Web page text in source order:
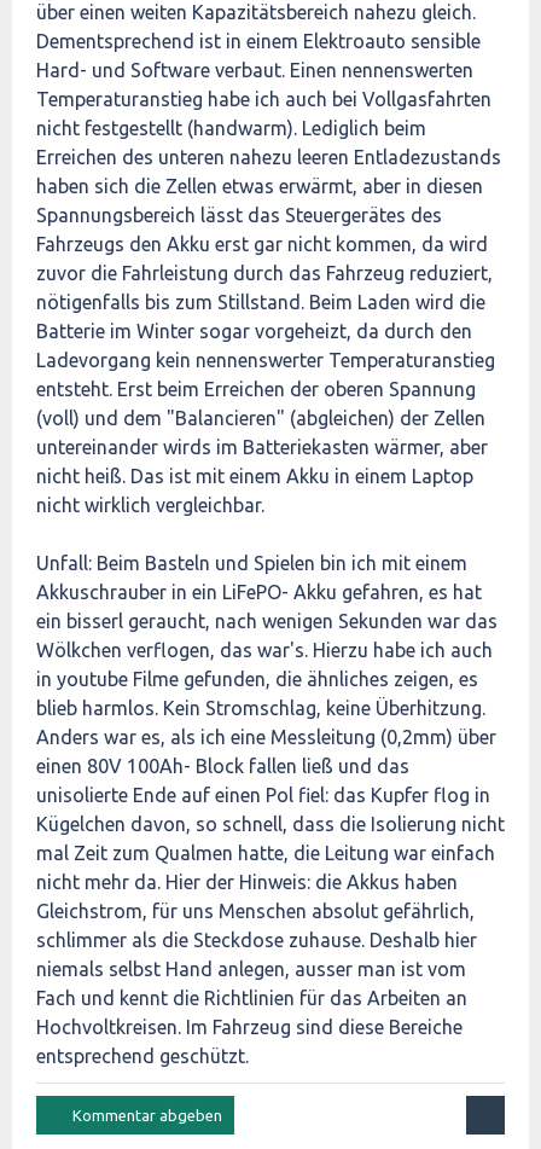
über einen weiten Kapazitätsbereich nahezu gleich.
Dementsprechend ist in einem Elektroauto sensible
Hard- und Software verbaut. Einen nennenswerten
Temperaturanstieg habe ich auch bei Vollgasfahrten
nicht festgestellt (handwarm). Lediglich beim
Erreichen des unteren nahezu leeren Entladezustands
haben sich die Zellen etwas erwärmt, aber in diesen
Spannungsbereich lässt das Steuergerätes des
Fahrzeugs den Akku erst gar nicht kommen, da wird
zuvor die Fahrleistung durch das Fahrzeug reduziert,
nötigenfalls bis zum Stillstand. Beim Laden wird die
Batterie im Winter sogar vorgeheizt, da durch den
Ladevorgang kein nennenswerter Temperaturanstieg
entsteht. Erst beim Erreichen der oberen Spannung
(voll) und dem "Balancieren" (abgleichen) der Zellen
untereinander wirds im Batteriekasten wärmer, aber
nicht heiß. Das ist mit einem Akku in einem Laptop
nicht wirklich vergleichbar.
Unfall: Beim Basteln und Spielen bin ich mit einem
Akkuschrauber in ein LiFePO- Akku gefahren, es hat
ein bisserl geraucht, nach wenigen Sekunden war das
Wölkchen verflogen, das war's. Hierzu habe ich auch
in youtube Filme gefunden, die ähnliches zeigen, es
blieb harmlos. Kein Stromschlag, keine Überhitzung.
Anders war es, als ich eine Messleitung (0,2mm) über
einen 80V 100Ah- Block fallen ließ und das
unisolierte Ende auf einen Pol fiel: das Kupfer flog in
Kügelchen davon, so schnell, dass die Isolierung nicht
mal Zeit zum Qualmen hatte, die Leitung war einfach
nicht mehr da. Hier der Hinweis: die Akkus haben
Gleichstrom, für uns Menschen absolut gefährlich,
schlimmer als die Steckdose zuhause. Deshalb hier
niemals selbst Hand anlegen, ausser man ist vom
Fach und kennt die Richtlinien für das Arbeiten an
Hochvoltkreisen. Im Fahrzeug sind diese Bereiche
entsprechend geschützt.